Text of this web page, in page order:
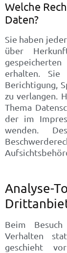
Welche
Daten?
Sie haben
über
erhalten.
Berichtigung,
zu verlangen.
Thema
der im
wenden.
Analyse-
Beim
Verhalten
geschieht